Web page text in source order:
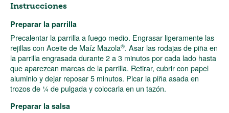
Instrucciones
Preparar la parrilla
Precalentar la parrilla a fuego medio. Engrasar ligeramente las
rejillas con Aceite de Maíz Mazola®. Asar las rodajas de piña en
la parrilla engrasada durante 2 a 3 minutos por cada lado hasta
que aparezcan marcas de la parrilla. Retirar, cubrir con papel
aluminio y dejar reposar 5 minutos. Picar la piña asada en
trozos de ¼ de pulgada y colocarla en un tazón.
Preparar la salsa